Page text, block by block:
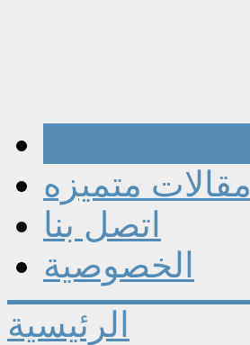
مقالات متميزه
اتصل بنا
الخصوصية
الرئيسية